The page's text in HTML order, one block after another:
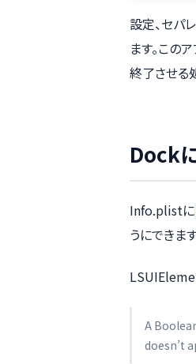
設定、セパ
ます。この
終了させる
Dock
Info.plistに
うにできます
A
doesn’t